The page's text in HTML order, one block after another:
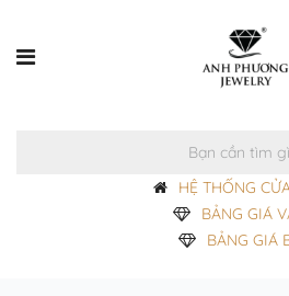
HỆ THỐNG
BẢNG GIÁ
BẢNG GIÁ